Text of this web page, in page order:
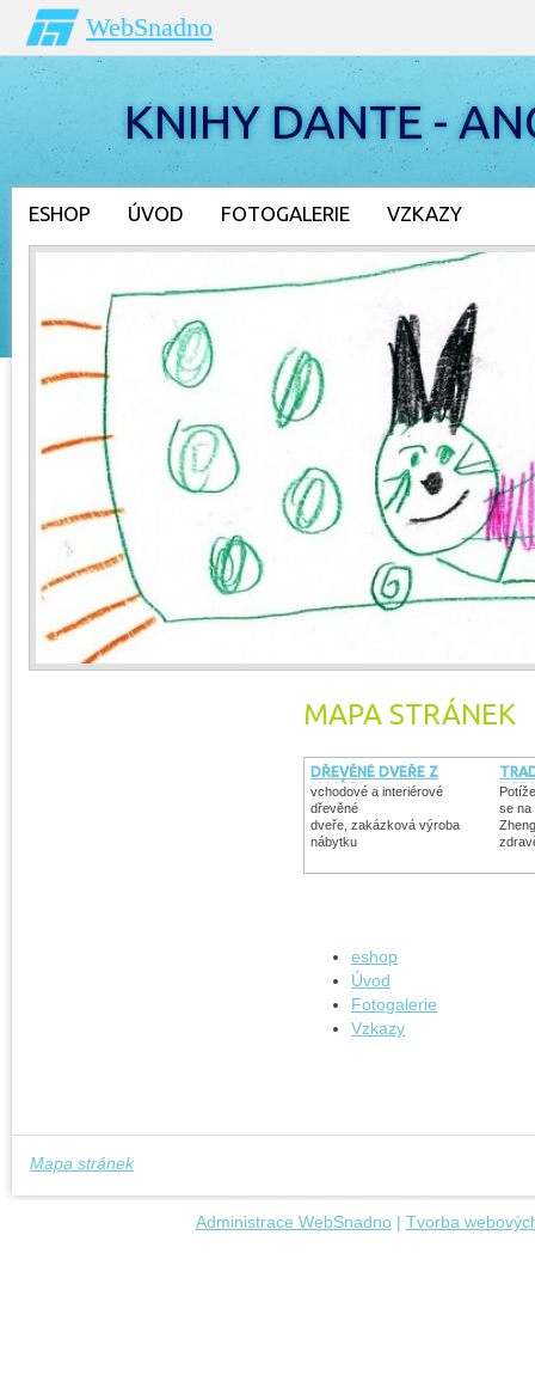
WebSnadno
KNIHY DANTE -
ESHOP ÚVOD FOTOGALERIE VZKAZY
MAPA STRÁNEK
DŘEVĚNÉ DVEŘE Z
MASÍVU
vchodové a interiérové
dřevěné
dveře, zakázková výroba
nábytku
se na
eshop
Úvod
Fotogalerie
Vzkazy
Mapa stránek
Administrace WebSnadno| Tvorba